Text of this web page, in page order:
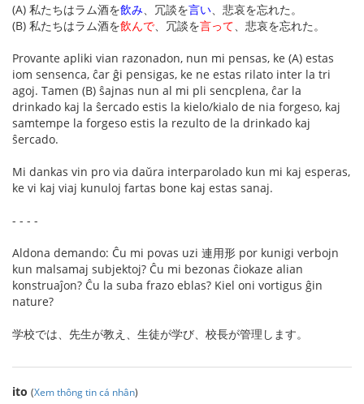
(A) 私たちはラム酒を飲み、冗談を言い、悲哀を忘れた。
(B) 私たちはラム酒を飲んで、冗談を言って、悲哀を忘れた。
Provante apliki vian razonadon, nun mi pensas, ke (A) estas
iom sensenca, ĉar ĝi pensigas, ke ne estas rilato inter la tri
agoj. Tamen (B) ŝajnas nun al mi pli sencplena, ĉar la
drinkado kaj la ŝercado estis la kielo/kialo de nia forgeso, kaj
samtempe la forgeso estis la rezulto de la drinkado kaj
ŝercado.
Mi dankas vin pro via daŭra interparolado kun mi kaj esperas,
ke vi kaj viaj kunuloj fartas bone kaj estas sanaj.
- - - -
Aldona demando: Ĉu mi povas uzi 連用形 por kunigi verbojn
kun malsamaj subjektoj? Ĉu mi bezonas ĉiokaze alian
konstruaĵon? Ĉu la suba frazo eblas? Kiel oni vortigus ĝin
nature?
学校では、先生が教え、生徒が学び、校長が管理します。
ito (Xem thông tin cá nhân)